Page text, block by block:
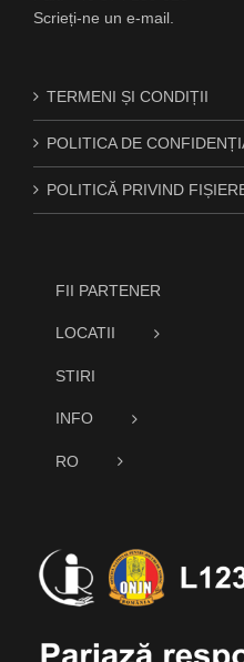
Scrieți-ne un e-mail.
TERMENI ȘI CONDIȚII
POLITICA DE
POLITICĂ PRIVIND
FII PARTENER
LOCATII
STIRI
INFO
RO